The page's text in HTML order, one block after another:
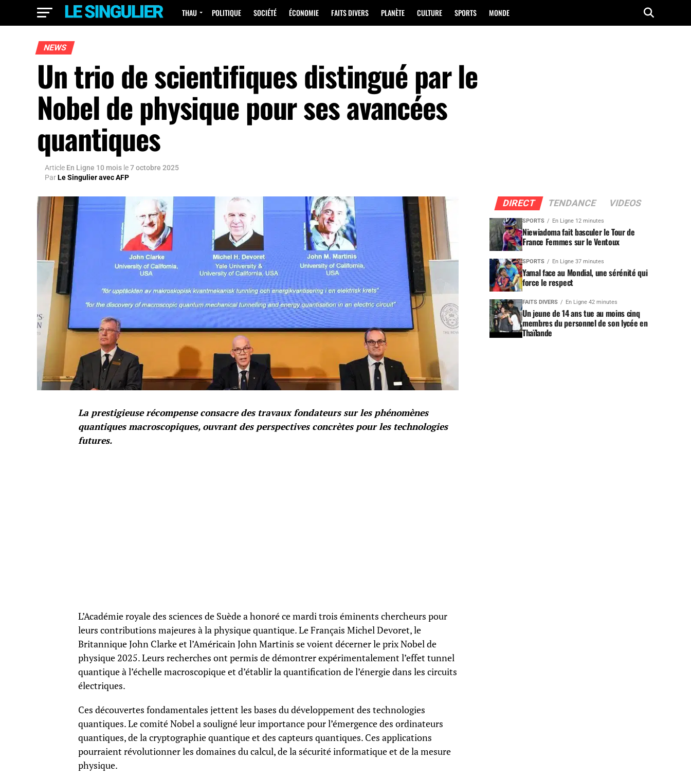
THAU POLITIQUE SOCIÉTÉ ÉCONOMIE FAITS DIVERS PLANÈTE CULTURE SPORTS MONDE
NEWS
Un trio de scientifiques distingué par le
Nobel de physique pour ses avancées
quantiques
Article En Ligne 10 mois le7 octobre 2025
ParLe Singulier avec AFP
La prestigieuse récompense consacre des travaux fondateurs sur les phénomènes
quantiques macroscopiques, ouvrant des perspectives concrètes pour les technologies
futures.
L’Académie royale des sciences de Suède a honoré ce mardi trois éminents chercheurs pour
leurs contributions majeures à la physique quantique. Le Français Michel Devoret, le
Britannique John Clarke et l’Américain John Martinis se voient décerner le prix Nobel de
physique 2025. Leurs recherches ont permis de démontrer expérimentalement l’effet tunnel
quantique à l’échelle macroscopique et d’établir la quantification de l’énergie dans les circuits
électriques.
Ces découvertes fondamentales jettent les bases du développement des technologies
quantiques. Le comité Nobel a souligné leur importance pour l’émergence des ordinateurs
quantiques, de la cryptographie quantique et des capteurs quantiques. Ces applications
pourraient révolutionner les domaines du calcul, de la sécurité informatique et de la mesure
physique.
DIRECT TENDANCE VIDEOS
SPORTS En Ligne 12 minutes
Niewiadoma fait basculer le Tour de
France Femmes sur le Ventoux
SPORTS En Ligne 37 minutes
Yamal face au Mondial, une sérénité qui
force le respect
FAITS DIVERS En Ligne 42 minutes
Un jeune de 14 ans tue au moins cinq
membres du personnel de son lycée en
Thaïlande